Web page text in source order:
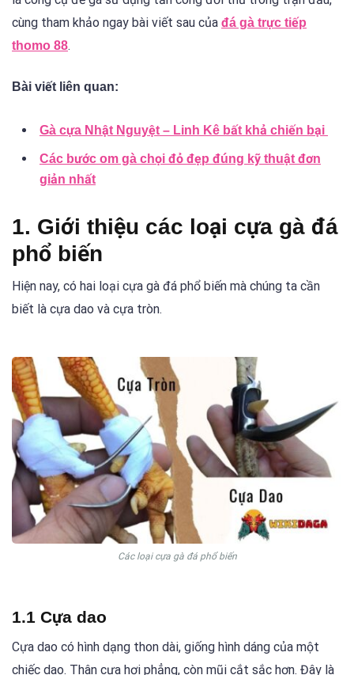
cùng tham khảo ngay bài viết sau của đá gà trực tiếp
thomo 88.
Bài viết liên quan:
Gà cựa Nhật Nguyệt – Linh Kê bất khả chiến bại
Các bước om gà chọi đỏ đẹp đúng kỹ thuật đơn
giản nhất
1. Giới thiệu các loại cựa gà đá
phổ biến
Hiện nay, có hai loại cựa gà đá phổ biến mà chúng ta cần
biết là cựa dao và cựa tròn.
Các loại cựa gà đá phổ biến
1.1 Cựa dao
Cựa dao có hình dạng thon dài, giống hình dáng của một
chiếc dao. Thân cựa hơi phẳng, còn mũi cắt sắc hơn. Đây là